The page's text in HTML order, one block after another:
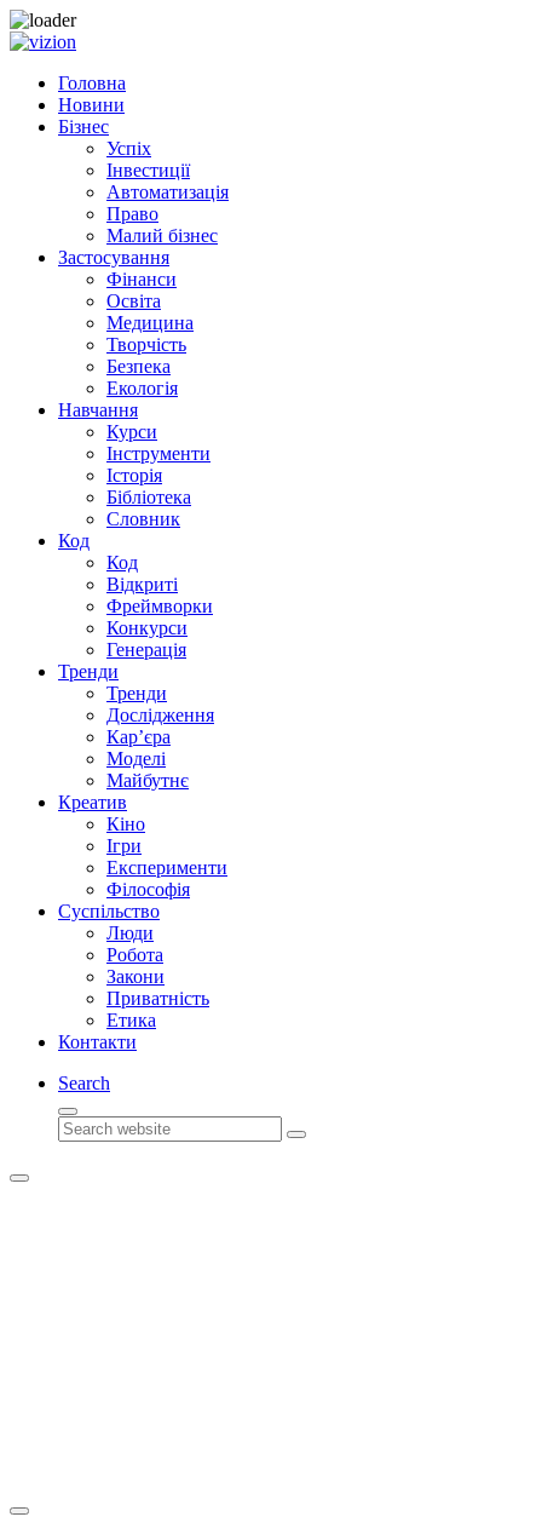
Skip to content
Головна
Новини
Бізнес
Успіх
Інвестиції
Автоматизація
Право
Малий бізнес
Застосування
Фінанси
Освіта
Медицина
Творчість
Безпека
Екологія
Навчання
Курси
Інструменти
Історія
Бібліотека
Словник
Код
Код
Відкриті
Фреймворки
Конкурси
Генерація
Тренди
Тренди
Дослідження
Кар’єра
Моделі
Майбутнє
Креатив
Кіно
Ігри
Експерименти
Філософія
Суспільство
Люди
Робота
Закони
Приватність
Етика
Контакти
Search
Search